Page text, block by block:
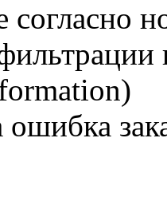
согласно
ошибка